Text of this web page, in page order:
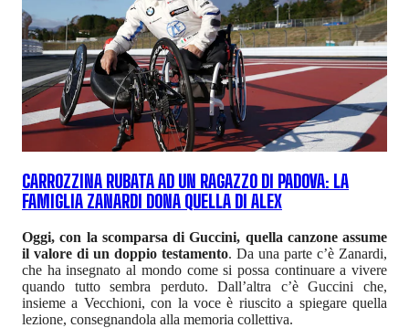
CARROZZINA RUBATA AD UN RAGAZZO DI PADOVA: LA
FAMIGLIA ZANARDI DONA QUELLA DI ALEX
Oggi, con la scomparsa di Guccini, quella canzone assume
il valore di un doppio testamento. Da una parte c’è Zanardi,
che ha insegnato al mondo come si possa continuare a vivere
quando tutto sembra perduto. Dall’altra c’è Guccini che,
insieme a Vecchioni, con la voce è riuscito a spiegare quella
lezione, consegnandola alla memoria collettiva.